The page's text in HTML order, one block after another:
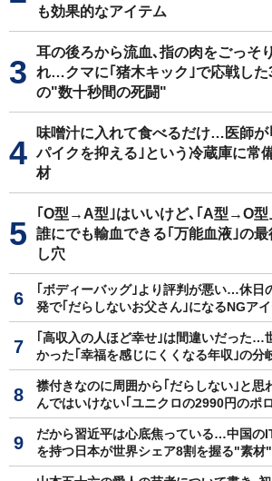
も効果的なアイテム
耳の後ろから流血､指の肉をごっそ
れ…クマに｢猪木キック｣で応戦した
の"数十秒間の死闘"
味噌汁に入れて食べるだけ…医師が
パイクを抑える｣という冷蔵庫に常
材
｢O型→A型｣はいいけど､｢A型→O
誰にでも輸血できる｢万能血液｣の最
し穴
｢ボディーバッグ｣より評判が悪い…休日
発で｢だらしないお父さん｣になるNGア
｢高収入の人ほど幸せ｣は間違いだった…
かった｢幸福を感じにくくなる年収｣の分
襟付きなのに周囲から｢だらしない｣と
んではいけない｢ユニクロの2990円のポ
だから習近平は心底焦っている…中国の
を持つ日本が世界シェア8割を握る"素材